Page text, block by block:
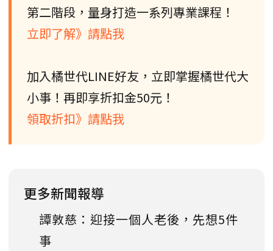
第二階段，量身打造一系列專業課程！
立即了解》請點我
加入橘世代LINE好友，立即掌握橘世代大
小事！再即享折扣金50元！
領取折扣》請點我
更多新聞報導
譚敦慈：迎接一個人老後，先想5件
事